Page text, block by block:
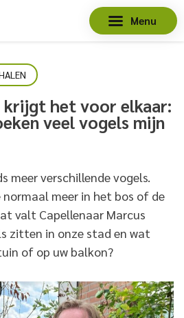
Menu
krijgt het voor elkaar:
veel vogels mijn
meerverschillendevogels.
normaal meer in het bos of de
valt Capellenaar Marcus
zitten in onze stad en wat
of op uw balkon?